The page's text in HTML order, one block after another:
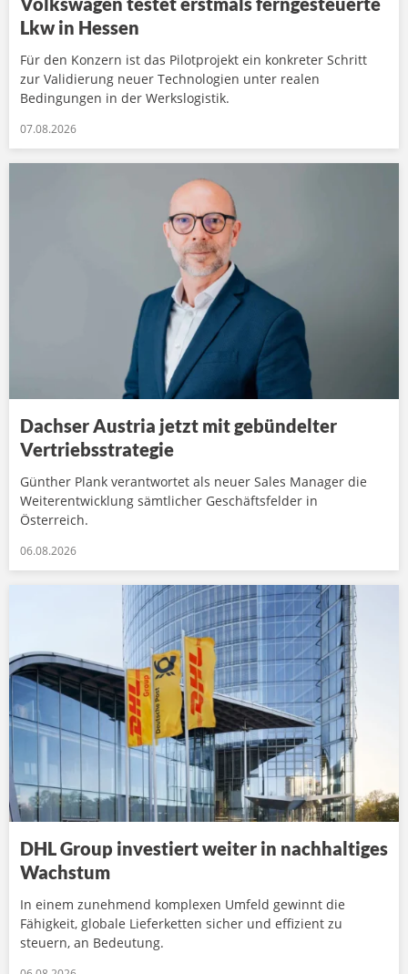
Lkw in Hessen
Für den Konzern ist das Pilotprojekt ein konkreter Schritt
zur Validierung neuer Technologien unter realen
Bedingungen in der Werkslogistik.
07.08.2026
Dachser Austria jetzt mit gebündelter
Vertriebsstrategie
Günther Plank verantwortet als neuer Sales Manager die
Weiterentwicklung sämtlicher Geschäftsfelder in
Österreich.
06.08.2026
DHL Group investiert weiter in nachhaltiges
Wachstum
In einem zunehmend komplexen Umfeld gewinnt die
Fähigkeit, globale Lieferketten sicher und effizient zu
steuern, an Bedeutung.